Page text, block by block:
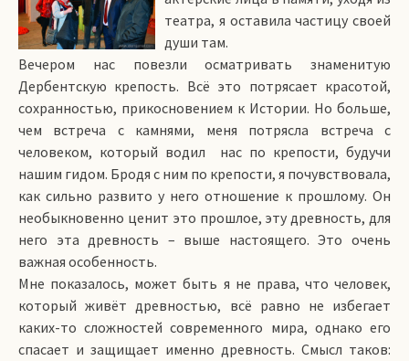
театра, я оставила частицу своей
души там.
Вечером нас повезли осматривать знаменитую
Дербентскую крепость. Всё это потрясает красотой,
сохранностью, прикосновением к Истории. Но больше,
чем встреча с камнями, меня потрясла встреча с
человеком, который водил нас по крепости, будучи
нашим гидом. Бродя с ним по крепости, я почувствовала,
как сильно развито у него отношение к прошлому. Он
необыкновенно ценит это прошлое, эту древность, для
него эта древность – выше настоящего. Это очень
важная особенность.
Мне показалось, может быть я не права, что человек,
который живёт древностью, всё равно не избегает
каких-то сложностей современного мира, однако его
спасает и защищает именно древность. Смысл таков: